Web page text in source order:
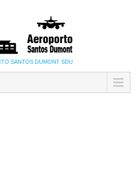
SANTOS DUMONT SDU